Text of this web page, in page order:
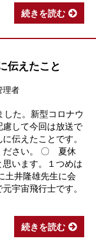
続きを読む
伝えたこと
理者
した。新型コロナウ
して今回は放送で
伝えたことです。
ださい。 〇 夏休
います。１つめは
井隆雄先生に会
宇宙飛行士です。
続きを読む